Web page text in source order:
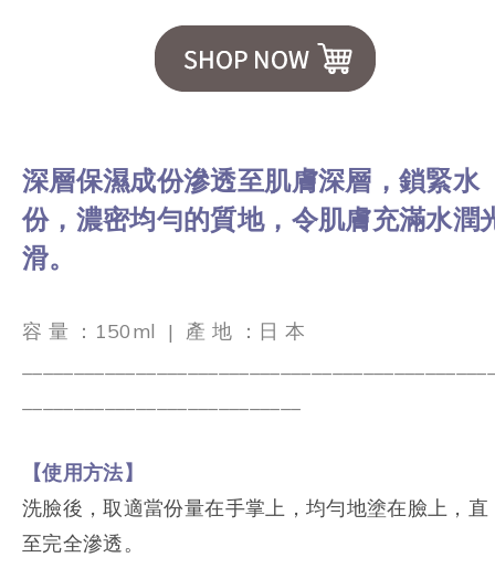
深層保濕成份滲透至肌膚深層，鎖緊水
份，濃密均勻的質地，令肌膚充滿水潤
滑。
容 量 ：150ml | 產 地 ：日 本
【使用方法】
洗臉後，取適當份量在手掌上，均勻地塗在臉上，直
至完全滲透。